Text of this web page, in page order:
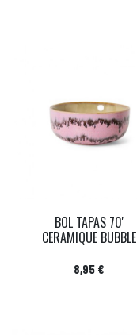
BOL TAPAS 70'
CERAMIQUE BUBBLE
Prix
8,95 €